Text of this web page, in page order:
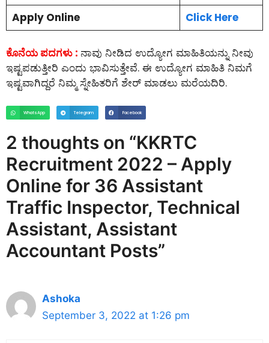
Apply Online
Click Here
ಕೊನೆಯ ಪದಗಳು : ನಾವು ನೀಡಿದ ಉದ್ಯೋಗ ಮಾಹಿತಿಯನ್ನು ನೀವು
ಇಷ್ಟಪಡುತ್ತೀರಿ ಎಂದು ಭಾವಿಸುತ್ತೇವೆ. ಈ ಉದ್ಯೋಗ ಮಾಹಿತಿ ನಿಮಗೆ
ಇಷ್ಟವಾಗಿದ್ದರೆ ನಿಮ್ಮ ಸ್ನೇಹಿತರಿಗೆ ಶೇರ್ ಮಾಡಲು ಮರೆಯದಿರಿ.
WhatsApp Telegram Facebook
2 thoughts on “KKRTC
Recruitment 2022 – Apply
Online for 36 Assistant
Traffic Inspector, Technical
Assistant, Assistant
Accountant Posts”
Ashoka
September 3, 2022 at 1:26 pm